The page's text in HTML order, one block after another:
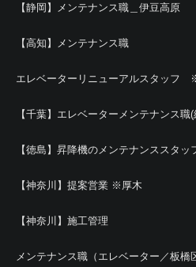
【静岡】メンテナンス職＿伊豆高原
【高知】メンテナンス職
エレベーターリニューアルスタッフ
【千葉】エレベーターメンテナンス職
【徳島】昇降機のメンテナンススタ
【神奈川】提案営業 ※厚木
【神奈川】施工管理
メンテナンス職（エレベーター／板橋